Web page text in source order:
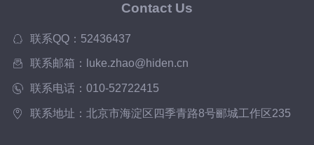
Contact Us
联系QQ：52436437
联系邮箱：luke.zhao@hiden.cn
联系电话：010-52722415
联系地址：北京市海淀区四季青路8号郦城工作区235